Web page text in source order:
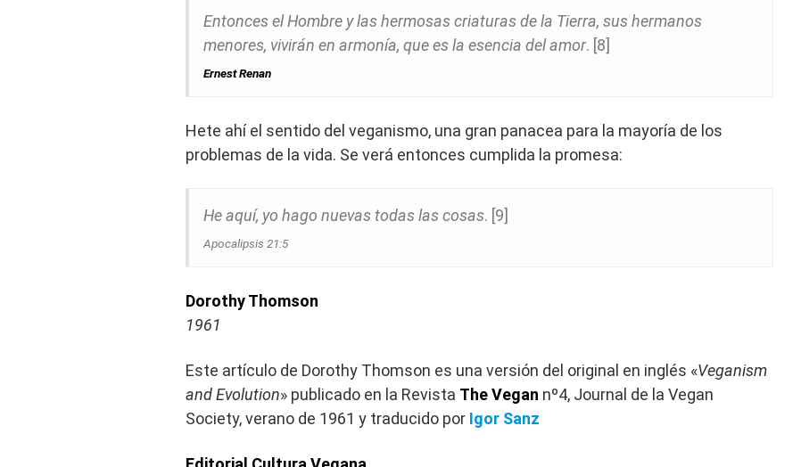
Entonces el Hombre y las hermosas criaturas de la Tierra, sus hermanos
menores, vivirán en armonía, que es la esencia del amor. [8]
Ernest Renan
Hete ahí el sentido del veganismo, una gran panacea para la mayoría de los
problemas de la vida. Se verá entonces cumplida la promesa:
He aquí, yo hago nuevas todas las cosas. [9]
Apocalipsis 21:5
Dorothy Thomson
1961
Este artículo de Dorothy Thomson es una versión del original en inglés «Veganism
and Evolution» publicado en la Revista The Vegan nº4, Journal de la Vegan
Society, verano de 1961 y traducido por Igor Sanz